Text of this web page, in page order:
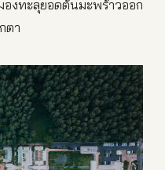
งทะลุยอดต้นมะพร้าวออก
ตา